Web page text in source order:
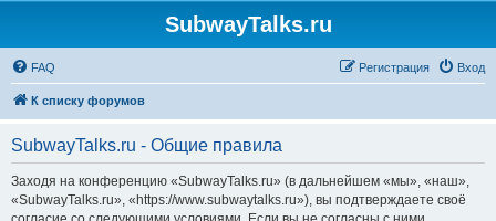
SubwayTalks.ru
FAQ Вход
Регистрация
К списку форумов
SubwayTalks.ru - Общие правила
Заходя на конференцию «SubwayTalks.ru» (в дальнейшем «мы», «наш»,
«SubwayTalks.ru», «https://www.subwaytalks.ru»), вы подтверждаете своё